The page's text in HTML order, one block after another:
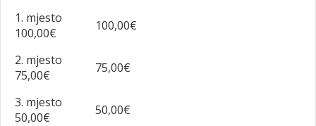
1. mjesto
100,00€
100,00€
2. mjesto
75,00€
75,00€
3. mjesto
50,00€
50,00€